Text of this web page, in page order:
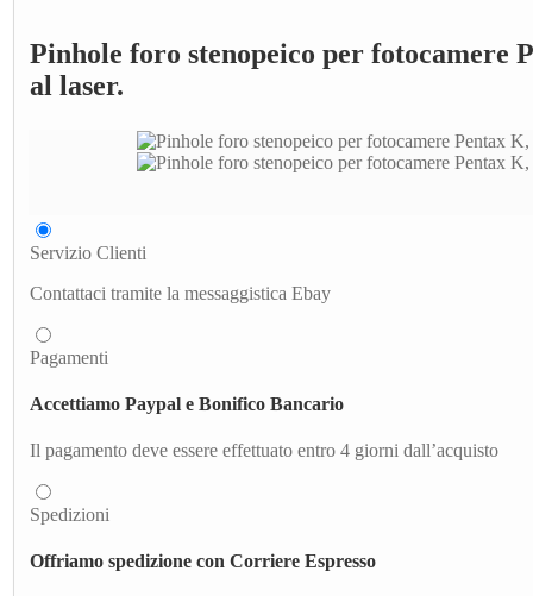
Pinhole foro stenopeico per fotocamere
al laser.
Servizio Clienti
Contattaci tramite la messaggistica Ebay
Pagamenti
Accettiamo Paypal e Bonifico Bancario
Il pagamento deve essere effettuato entro 4 giorni dall’acquisto
Spedizioni
Offriamo spedizione con Corriere Espresso